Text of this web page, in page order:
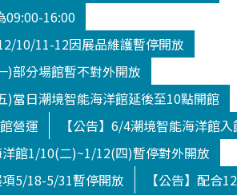
09:00-16:00
10/11-12因展品維護暫停開放
)部分場館暫不對外開放
)當日潮境智能海洋館延後至10點開館
營運
【公告】6/4潮境智能海洋館
洋館1/10(二)~1/12(四)暫停對外開放
項5/18-5/31暫停開放
【公告】配合